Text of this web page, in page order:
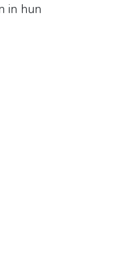
in hun